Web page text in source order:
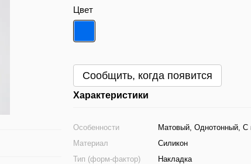
Цвет
Сообщить, когда появится
Характеристики
Особенности
Матовый, Однотонный, С
Материал
Силикон
Тип (форм-фактор)
Накладка